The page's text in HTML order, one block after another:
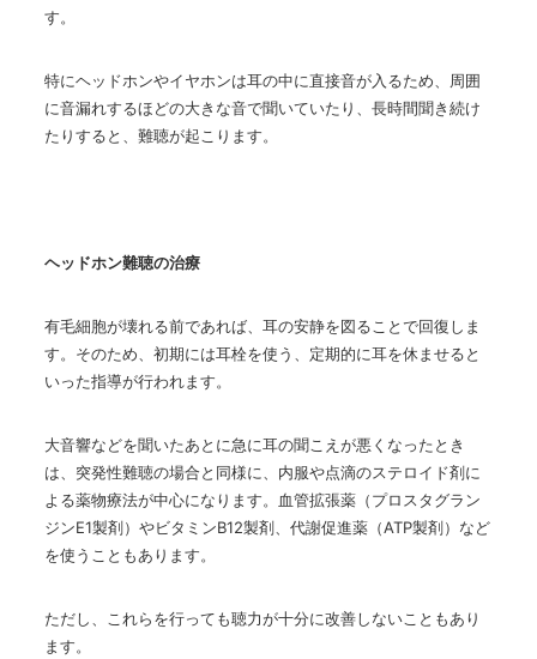
す。
特にヘッドホンやイヤホンは耳の中に直接音が入るため、周囲
に音漏れするほどの大きな音で聞いていたり、長時間聞き続け
たりすると、難聴が起こります。
ヘッドホン難聴の治療
有毛細胞が壊れる前であれば、耳の安静を図ることで回復しま
す。そのため、初期には耳栓を使う、定期的に耳を休ませると
いった指導が行われます。
大音響などを聞いたあとに急に耳の聞こえが悪くなったとき
は、突発性難聴の場合と同様に、内服や点滴のステロイド剤に
よる薬物療法が中心になります。血管拡張薬（プロスタグラン
ジンE1製剤）やビタミンB12製剤、代謝促進薬（ATP製剤）など
を使うこともあります。
ただし、これらを行っても聴力が十分に改善しないこともあり
ます。